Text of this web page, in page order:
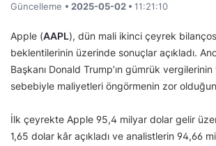
Güncelleme • 2025-05-02 • 11:21:10
Apple (AAPL), dün mali ikinci çeyrek
beklentilerinin üzerinde sonuçlar açıkladı.
Başkanı Donald Trump’ın gümrük
sebebiyle maliyetleri öngörmenin zor
İlk çeyrekte Apple 95,4 milyar dolar gelir
1,65 dolar kâr açıkladı ve analistlerin 94,66